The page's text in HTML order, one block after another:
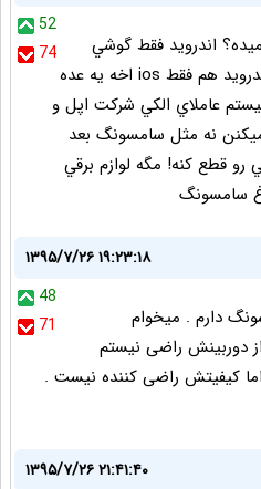
52
74
اندرويد فقط گوشي
هاي پيكسل گوگل غير از اندرويد هم فقط ios اخه يه عده
عاملاي الكي شركت اپل و
نه مثل سامسونگ بعد
رو قطع كنه! مگه لوازم برقي
سامسونگ
۱۳۹۵/۷/۲۶ ۱۹:۲۳:۱۸
48
71
دارم . میخوام
دوربینش راضی نیستم
. اما کیفیتش راضی کننده نیست .
۱۳۹۵/۷/۲۶ ۲۱:۴۱:۴۰